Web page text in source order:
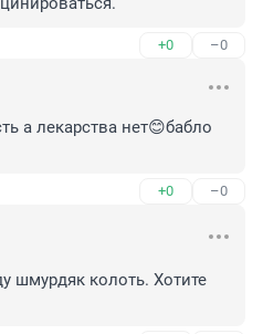
+0 –0
а лекарства нет😊бабло
+0 –0
шмурдяк колоть. Хотите